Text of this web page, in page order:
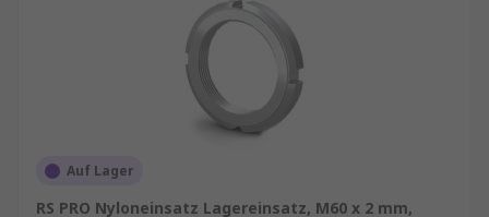
Auf Lager
RS PRO Nyloneinsatz Lagereinsatz, M60 x 2 mm,